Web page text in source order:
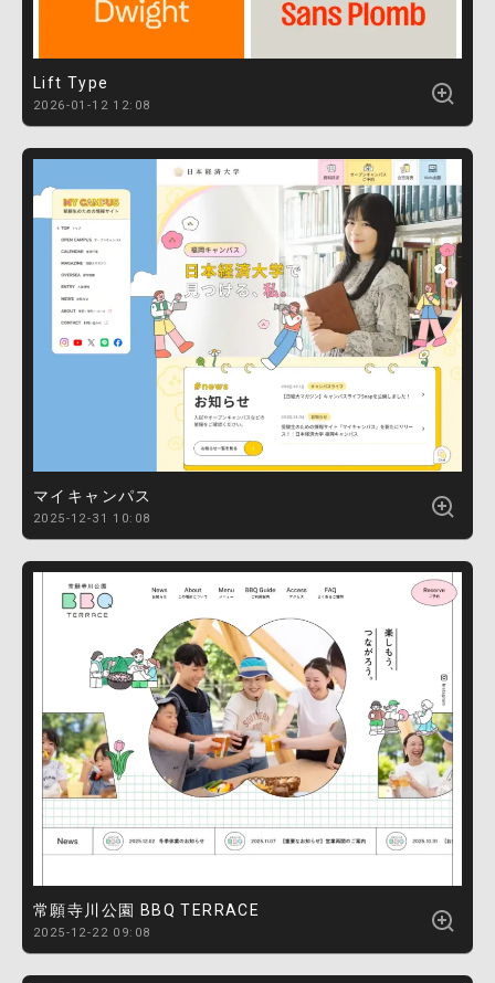
Lift Type
2026-01-12 12:08
マイキャンパス
2025-12-31 10:08
常願寺川公園 BBQ TERRACE
2025-12-22 09:08